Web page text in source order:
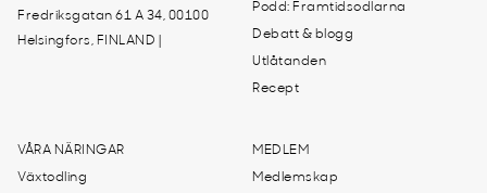
Fredriksgatan 61 A 34, 00100
Helsingfors, FINLAND |
Podd: Framtidsodlarna
Debatt & blogg
Utlåtanden
Recept
VÅRA NÄRINGAR
Växtodling
MEDLEM
Medlemskap